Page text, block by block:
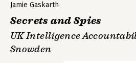
Jamie Gaskarth
Secrets and Spies
UK Intelligence
Snowden